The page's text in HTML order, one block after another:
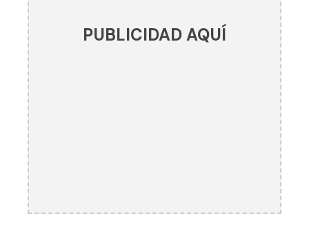
PUBLICIDAD AQUÍ